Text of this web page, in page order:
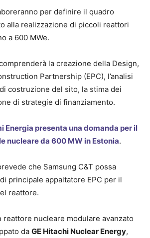
per definire il quadro
alla realizzazione di piccoli reattori
a 600 MWe.
la creazione della Design,
Partnership (EPC), l’analisi
costruzione del sito, la stima dei
di strategie di finanziamento.
Energia presenta una domanda per il
nucleare da 600 MW in Estonia.
che Samsung C&T possa
principale appaltatore EPC per il
reattore.
reattore nucleare modulare avanzato
da GE Hitachi Nuclear Energy,